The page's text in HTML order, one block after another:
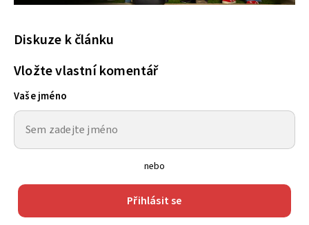
Diskuze k článku
Vložte vlastní komentář
Vaše jméno
nebo
Přihlásit se